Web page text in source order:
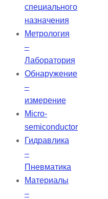
специального
назначения
Метрология
–
Лаборатория
Обнаружение
–
измерение
Micro-
semiconductor
Гидравлика
–
Пневматика
Материалы
–